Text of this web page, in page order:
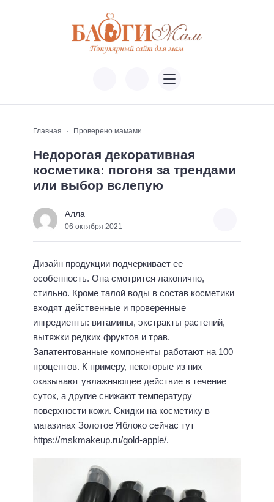
Главная Проверено мамами
Недорогая декоративная
косметика: погоня за трендами
или выбор вслепую
Алла
06 октября 2021
Дизайн продукции подчеркивает ее
особенность. Она смотрится лаконично,
стильно. Кроме талой воды в состав косметики
входят действенные и проверенные
ингредиенты: витамины, экстракты растений,
вытяжки редких фруктов и трав.
Запатентованные компоненты работают на 100
процентов. К примеру, некоторые из них
оказывают увлажняющее действие в течение
суток, а другие снижают температуру
поверхности кожи. Cкидки на косметику в
магазинах Золотое Яблоко сейчас тут
https://mskmakeup.ru/gold-apple/.